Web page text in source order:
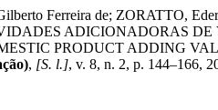
Ferreira de; ZORATTO,
ADICIONADORAS
PRODUCT ADDING
, [S. l.], v. 8, n. 2, p. 144–166,